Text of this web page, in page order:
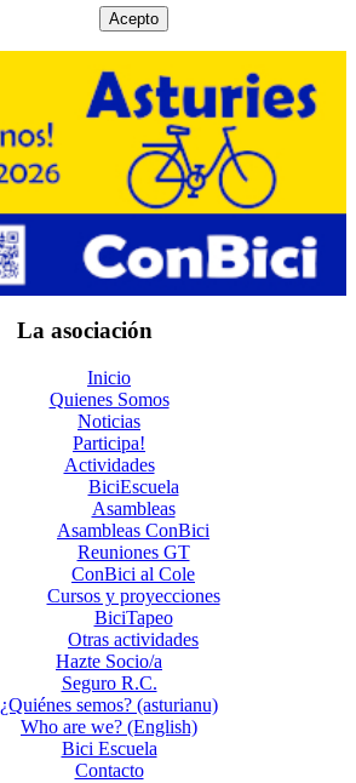
Acepto
La asociación
Inicio
Quienes Somos
Noticias
Participa!
Actividades
BiciEscuela
Asambleas
Asambleas ConBici
Reuniones GT
ConBici al Cole
Cursos y proyecciones
BiciTapeo
Otras actividades
Hazte Socio/a
Seguro R.C.
¿Quiénes semos? (asturianu)
Who are we? (English)
Bici Escuela
Contacto